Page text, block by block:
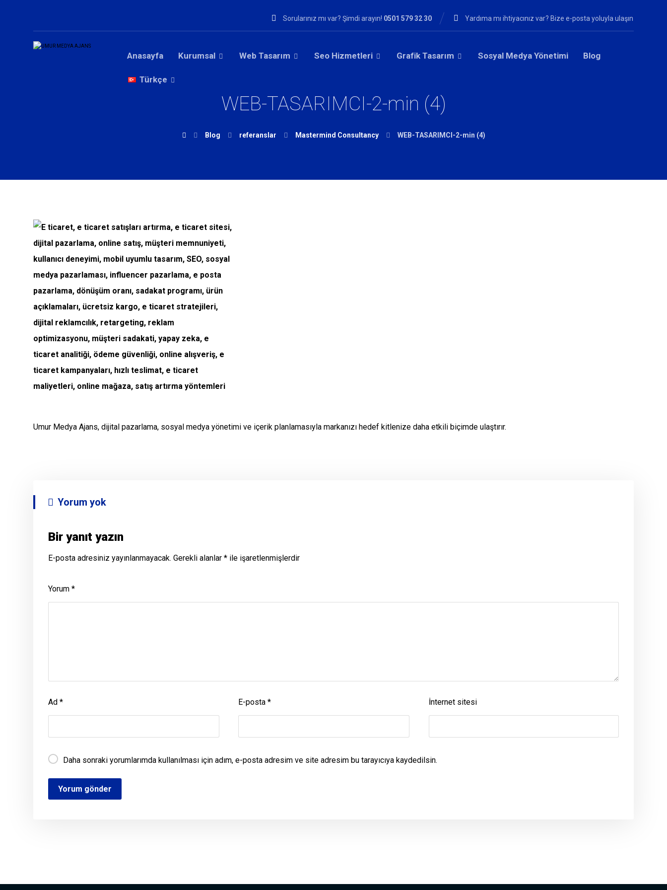
Yardıma mı ihtiyacınız var? Bize e-posta yoluyla ulaşın
Sorularınız mı var? Şimdi arayın! 0501 579 32 30
Anasayfa Kurumsal Web Tasarım Seo Hizmetleri Grafik Tasarım Sosyal Medya Yönetimi Blog
Türkçe
WEB-TASARIMCI-2-min (4)
Blog referanslar Mastermind Consultancy WEB-TASARIMCI-2-min (4)
Umur Medya Ajans, dijital pazarlama, sosyal medya yönetimi ve içerik planlamasıyla markanızı hedef kitlenize daha etkili biçimde ulaştırır.
Yorum yok
Bir yanıt yazın
E-posta adresiniz yayınlanmayacak. Gerekli alanlar* ile işaretlenmişlerdir
Yorum*
Ad* E-posta* İnternet sitesi
Daha sonraki yorumlarımda kullanılması için adım, e-posta adresim ve site adresim bu tarayıcıya kaydedilsin.